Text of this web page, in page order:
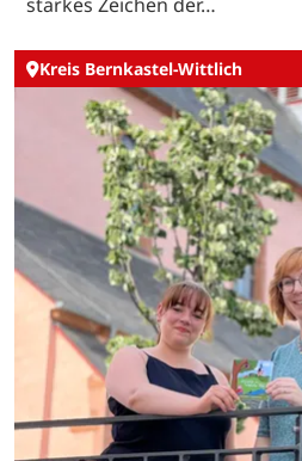
Kreis Bernkastel-Wittlich